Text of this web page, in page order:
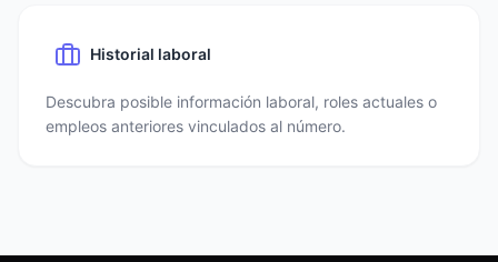
Historial laboral
Descubra posible información laboral, roles actuales o
empleos anteriores vinculados al número.